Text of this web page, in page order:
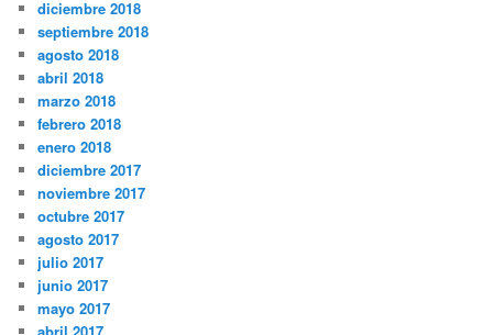
diciembre 2018
septiembre 2018
agosto 2018
abril 2018
marzo 2018
febrero 2018
enero 2018
diciembre 2017
noviembre 2017
octubre 2017
agosto 2017
julio 2017
junio 2017
mayo 2017
abril 2017